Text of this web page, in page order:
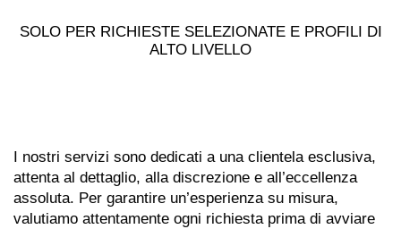
SOLO PER RICHIESTE SELEZIONATE E PROFILI DI
ALTO LIVELLO
I nostri servizi sono dedicati a una clientela esclusiva,
attenta al dettaglio, alla discrezione e all’eccellenza
assoluta. Per garantire un’esperienza su misura,
valutiamo attentamente ogni richiesta prima di avviare